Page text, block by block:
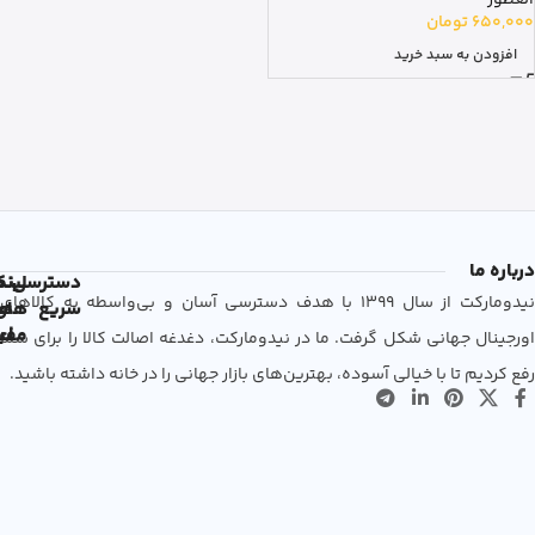
650,000تومان
افزودن به سبد خرید
درباره ما
نیدومارکت از سال 1399 با هدف دسترسی آسان و بی‌واسطه به کالاهای
اورجینال جهانی شکل گرفت. ما در نیدومارکت، دغدغه اصالت کالا را برای شما
رفع کردیم تا با خیالی آسوده، بهترین‌های بازار جهانی را در خانه داشته باشید.
دسترسی
سریع